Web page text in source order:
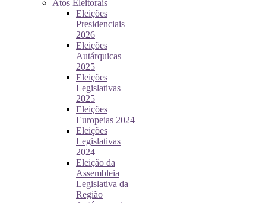
Atos Eleitorais
Eleições
Presidenciais
2026
Eleições
Autárquicas
2025
Eleições
Legislativas
2025
Eleições
Europeias 2024
Eleições
Legislativas
2024
Eleição da
Assembleia
Legislativa da
Região